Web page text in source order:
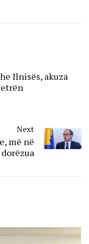
Ilnisës, akuza
Next
më në